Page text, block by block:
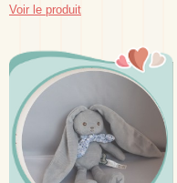
Voir le produit